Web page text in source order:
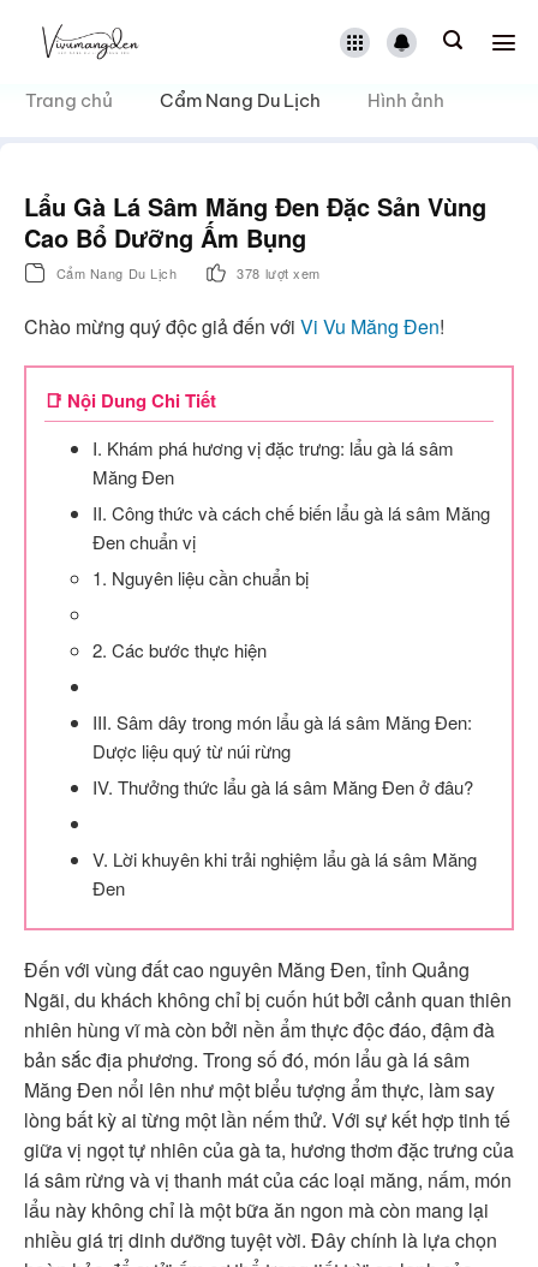
dungTrang chủ Cẩm Nang Du Lịch Hình ảnh
Lẩu Gà Lá Sâm Măng Đen Đặc Sản Vùng
Cao Bổ Dưỡng Ấm Bụng
Cẩm Nang Du Lịch 378 lượt xem
Chào mừng quý độc giả đến với Vi Vu Măng Đen!
📑 Nội Dung Chi Tiết
I. Khám phá hương vị đặc trưng: lẩu gà lá sâm
Măng Đen
II. Công thức và cách chế biến lẩu gà lá sâm Măng
Đen chuẩn vị
1. Nguyên liệu cần chuẩn bị
2. Các bước thực hiện
III. Sâm dây trong món lẩu gà lá sâm Măng Đen:
Dược liệu quý từ núi rừng
IV. Thưởng thức lẩu gà lá sâm Măng Đen ở đâu?
V. Lời khuyên khi trải nghiệm lẩu gà lá sâm Măng
Đen
Đến với vùng đất cao nguyên Măng Đen, tỉnh Quảng
Ngãi, du khách không chỉ bị cuốn hút bởi cảnh quan thiên
nhiên hùng vĩ mà còn bởi nền ẩm thực độc đáo, đậm đà
bản sắc địa phương. Trong số đó, món lẩu gà lá sâm
Măng Đen nổi lên như một biểu tượng ẩm thực, làm say
lòng bất kỳ ai từng một lần nếm thử. Với sự kết hợp tinh tế
giữa vị ngọt tự nhiên của gà ta, hương thơm đặc trưng của
lá sâm rừng và vị thanh mát của các loại măng, nấm, món
lẩu này không chỉ là một bữa ăn ngon mà còn mang lại
nhiều giá trị dinh dưỡng tuyệt vời. Đây chính là lựa chọn